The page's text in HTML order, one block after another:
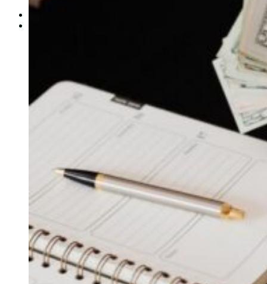
Про формальну, неформальну та інформальну освіту